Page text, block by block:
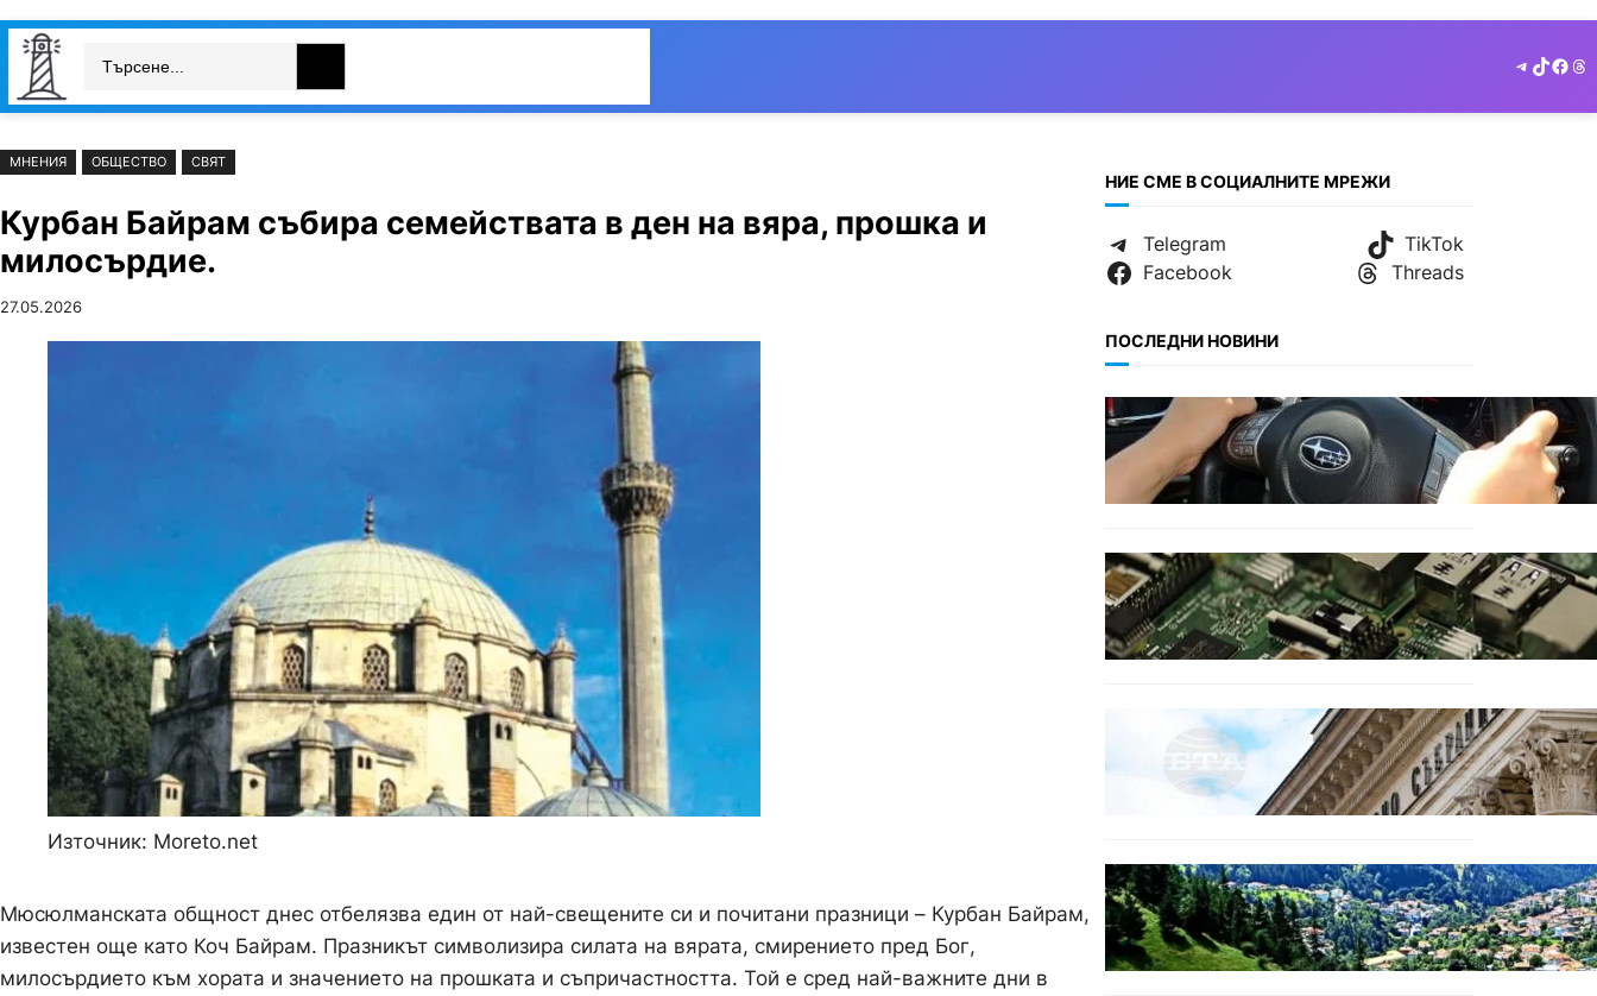
Към
съдържанието
Skip
cont
Telegram
TikTok
МНЕНИЯ ОБЩЕСТВО СВЯТ
Курбан Байрам събира семействата в ден на вяра, прошка и
милосърдие.
27.05.2026
Източник: Moreto.net
Мюсюлманската общност днес отбелязва един от най-свещените си и почитани празници – Курбан Байрам,
известен още като Коч Байрам. Празникът символизира силата на вярата, смирението пред Бог,
милосърдието към хората и значението на прошката и съпричастността. Той е сред най-важните дни в
НИЕ СМЕ В СОЦИАЛНИТЕ МРЕЖИ
Telegram
TikTok
Facebook
Threads
ПОСЛЕДНИ НОВИНИ
БЕЗ КАТЕГОРИЯ
Възможни ограничения за
Waze в Европа след
решение на Съда на ЕС.
ИКОНОМИКА
Кои българи се осигуряват
на новия таван от 2300
евро.
БЕЗ КАТЕГОРИЯ
Дрон се взриви край
Кардам: България търси
отговори за произхода му.
БЪЛГАРИЯ
Полицията алармира за
нова схема с фалшиви
лечители и „вълшебни“
мехлеми